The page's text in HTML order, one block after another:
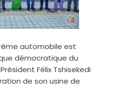
automobile est
démocratique du
Félix Tshisekedi
de son usine de